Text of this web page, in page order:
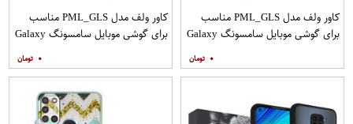
کاور ولف مدل PML_GLS مناسب
برای گوشی موبایل سامسونگ Galaxy
۰
کاور ولف مدل PML_GLS مناسب
برای گوشی موبایل سامسونگ Galaxy
مات
۰